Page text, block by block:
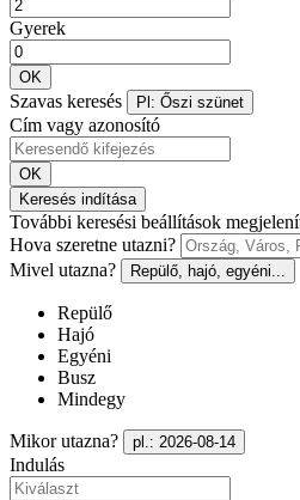
Gyerek
OK
Szavas keresés Pl: Őszi szünet
Cím vagy azonosító
OK
Keresés indítása
További keresési beállítások
Hova szeretne utazni?
Mivel utazna?
Repülő, hajó, egyéni...
Repülő
Hajó
Egyéni
Busz
Mindegy
Mikor utazna? pl.: 2026-08-14
Indulás